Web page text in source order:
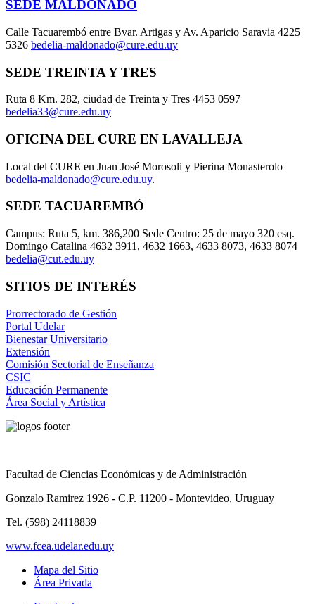
SEDE MALDONADO
Calle Tacuarembó entre Bvar. Artigas y Av. Aparicio Saravia 4225
5326 bedelia-maldonado@cure.edu.uy
SEDE TREINTA Y TRES
Ruta 8 Km. 282, ciudad de Treinta y Tres 4453 0597
bedelia33@cure.edu.uy
OFICINA DEL CURE EN LAVALLEJA
Local del CURE en Juan José Morosoli y Pierina Monasterolo
bedelia-maldonado@cure.edu.uy.
SEDE TACUAREMBÓ
Campus: Ruta 5, km. 386,200 Sede Centro: 25 de mayo 320 esq.
Domingo Catalina 4632 3911, 4632 1663, 4633 8073, 4633 8074
bedelia@cut.edu.uy
SITIOS DE INTERÉS
Prorrectorado de Gestión
Portal Udelar
Bienestar Universitario
Extensión
Comisión Sectorial de Enseñanza
CSIC
Educación Permanente
Área Social y Artística
Facultad de Ciencias Económicas y de Administración
Gonzalo Ramirez 1926 - C.P. 11200 - Montevideo, Uruguay
Tel. (598) 24118839
www.fcea.udelar.edu.uy
Mapa del Sitio
Área Privada